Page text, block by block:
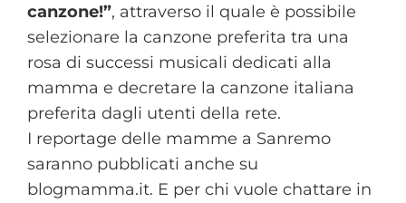
canzone!”, attraverso il quale è possibile
selezionare la canzone preferita tra una
rosa di successi musicali dedicati alla
mamma e decretare la canzone italiana
preferita dagli utenti della rete.
I reportage delle mamme a Sanremo
saranno pubblicati anche su
blogmamma.it. E per chi vuole chattare in